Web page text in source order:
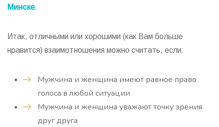
Минске.
Итак, отличными или хорошими (как Вам больше
нравится) взаимотношения можно считать, если:
Мужчина и женщина имеют равное право
голоса в любой ситуации
Мужчина и женщина уважают точку зрения
друг друга